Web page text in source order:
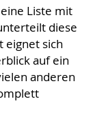
Liste mit
diese
eignet sich
auf ein
anderen